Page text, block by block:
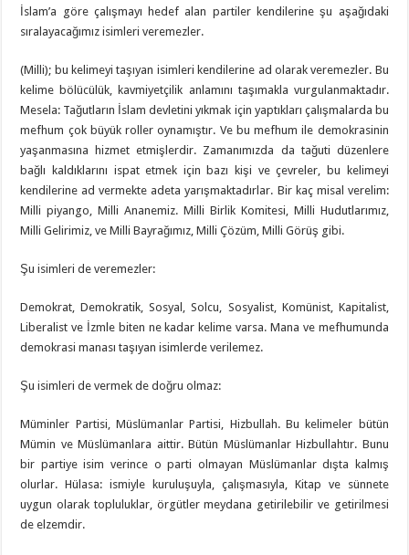
İslam’a göre çalışmayı hedef alan partiler kendilerine şu aşağıdaki
sıralayacağımız isimleri veremezler.
(Milli); bu kelimeyi taşıyan isimleri kendilerine ad olarak veremezler. Bu
kelime bölücülük, kavmiyetçilik anlamını taşımakla vurgulanmaktadır.
Mesela: Tağutların İslam devletini yıkmak için yaptıkları çalışmalarda bu
mefhum çok büyük roller oynamıştır. Ve bu mefhum ile demokrasinin
yaşanmasına hizmet etmişlerdir. Zamanımızda da tağuti düzenlere
bağlı kaldıklarını ispat etmek için bazı kişi ve çevreler, bu kelimeyi
kendilerine ad vermekte adeta yarışmaktadırlar. Bir kaç misal verelim:
Milli piyango, Milli Ananemiz. Milli Birlik Komitesi, Milli Hudutlarımız,
Milli Gelirimiz, ve Milli Bayrağımız, Milli Çözüm, Milli Görüş gibi.
Şu isimleri de veremezler:
Demokrat, Demokratik, Sosyal, Solcu, Sosyalist, Komünist, Kapitalist,
Liberalist ve İzmle biten ne kadar kelime varsa. Mana ve mefhumunda
demokrasi manası taşıyan isimlerde verilemez.
Şu isimleri de vermek de doğru olmaz:
Müminler Partisi, Müslümanlar Partisi, Hizbullah. Bu kelimeler bütün
Mümin ve Müslümanlara aittir. Bütün Müslümanlar Hizbullahtır. Bunu
bir partiye isim verince o parti olmayan Müslümanlar dışta kalmış
olurlar. Hülasa: ismiyle kuruluşuyla, çalışmasıyla, Kitap ve sünnete
uygun olarak topluluklar, örgütler meydana getirilebilir ve getirilmesi
de elzemdir.